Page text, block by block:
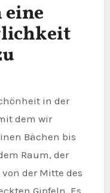
in der
dem wir
Bächen bis
Raum, der
der Mitte des
Gipfeln. Es